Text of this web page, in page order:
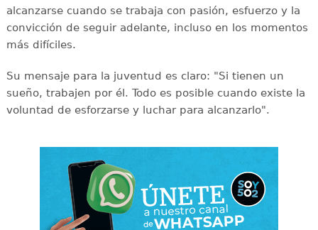
alcanzarse cuando se trabaja con pasión, esfuerzo y la
convicción de seguir adelante, incluso en los momentos
más difíciles.
Su mensaje para la juventud es claro: "Si tienen un
sueño, trabajen por él. Todo es posible cuando existe la
voluntad de esforzarse y luchar para alcanzarlo".